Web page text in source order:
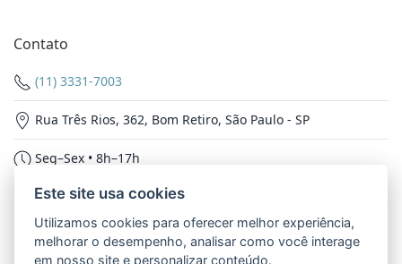
Contato
(11) 3331-7003
Rua Três Rios, 362, Bom Retiro, São Paulo - SP
Seg–Sex • 8h–17h
Nossas Redes
Este site usa cookies
Utilizamos cookies para oferecer melhor experiência,
melhorar o desempenho, analisar como você interage
em nosso site e personalizar conteúdo.